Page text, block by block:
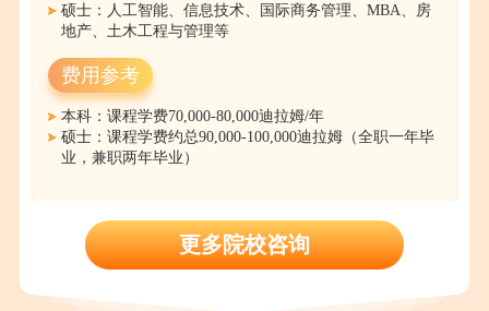
硕士：人工智能、信息技术、国际商务管理、MBA、房
地产、土木工程与管理等
费用参考
本科：课程学费70,000-80,000迪拉姆/年
硕士：课程学费约总90,000-100,000迪拉姆（全职一年毕
业，兼职两年毕业）
更多院校咨询